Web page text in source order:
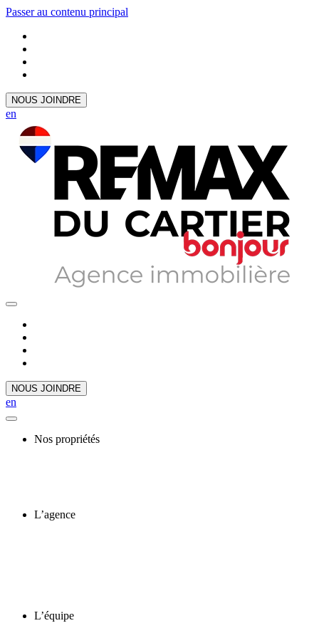
Passer au contenu principal
NOUS JOINDRE
en
NOUS JOINDRE
en
Nos propriétés
L’agence
L’équipe